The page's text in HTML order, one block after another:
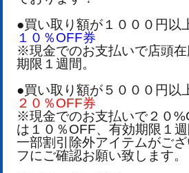
●買い取り額が１０００円以
１０％OFF券
※現金でのお支払いで店頭
期限１週間。
●買い取り額が５０００円以
２０％OFF券
※現金でのお支払いで２０
は１０％OFF、有効期限１週
一部割引除外アイテムがご
フにご確認お願い致します。